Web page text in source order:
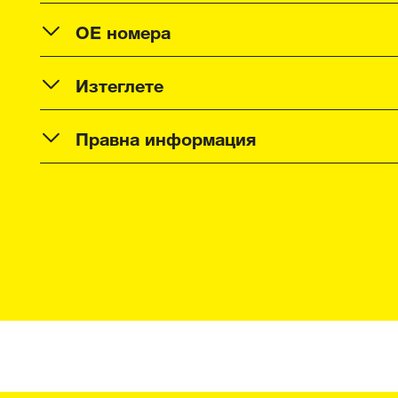
OE номера
Изтеглете
Правна информация